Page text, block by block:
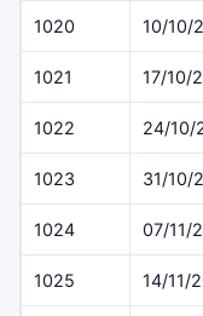
1020 10/10/
1021 17/10/
1022 24/10/
1023 31/10/
1024 07/11/
1025 14/11/